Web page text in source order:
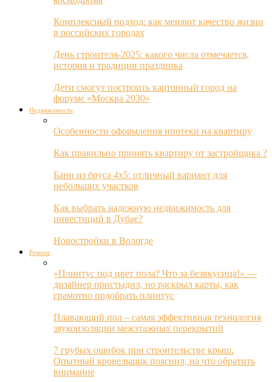
Комплексный подход: как меняют качество жизни
в российских городах
День строителя-2025: какого числа отмечается,
история и традиции праздника
Дети смогут построить картонный город на
форуме «Москва 2030»
Недвижимость
Особенности оформления ипотеки на квартиру
Как правильно принять квартиру от застройщика ?
Бани из бруса 4х5: отличный вариант для
небольших участков
Как выбрать надежную недвижимость для
инвестиций в Дубае?
Новостройки в Вологде
Ремонт
«Плинтус под цвет пола? Что за безвкусица!» —
дизайнер пристыдил, но раскрыл карты, как
грамотно подобрать плинтус
Плавающий пол – самая эффективная технология
звукоизоляции межэтажных перекрытий
7 грубых ошибок при строительстве крыш.
Опытный кровельщик пояснил, на что обратить
внимание